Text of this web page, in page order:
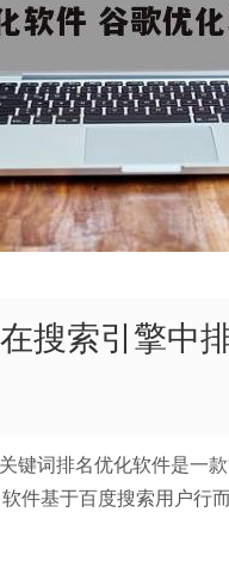
搜索引擎中
键词排名优化软件是一
件基于百度搜索用户行